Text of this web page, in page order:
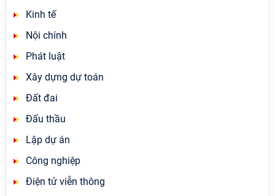
Kinh tế
Nội chính
Phát luật
Xây dựng dự toán
Đất đai
Đấu thầu
Lập dự án
Công nghiệp
Điện tử viễn thông